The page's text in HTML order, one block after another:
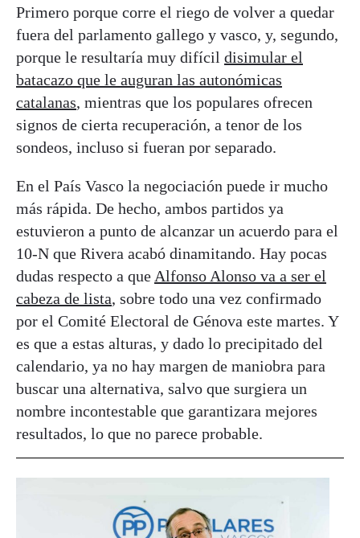
Primero porque corre el riego de volver a quedar
fuera del parlamento gallego y vasco, y, segundo,
porque le resultaría muy difícil disimular el
batacazo que le auguran las autonómicas
catalanas, mientras que los populares ofrecen
signos de cierta recuperación, a tenor de los
sondeos, incluso si fueran por separado.
En el País Vasco la negociación puede ir mucho
más rápida. De hecho, ambos partidos ya
estuvieron a punto de alcanzar un acuerdo para el
10-N que Rivera acabó dinamitando. Hay pocas
dudas respecto a que Alfonso Alonso va a ser el
cabeza de lista, sobre todo una vez confirmado
por el Comité Electoral de Génova este martes. Y
es que a estas alturas, y dado lo precipitado del
calendario, ya no hay margen de maniobra para
buscar una alternativa, salvo que surgiera un
nombre incontestable que garantizara mejores
resultados, lo que no parece probable.